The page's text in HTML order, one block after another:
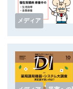
メディア